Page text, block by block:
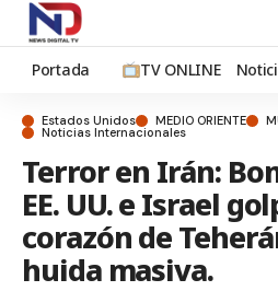
Portada TV ONLINE
Estados Unidos MEDIO ORIENTE
Noticias Internacionales
Terror en Irán:
EE. UU. e Israel
corazón de
huida masiva.